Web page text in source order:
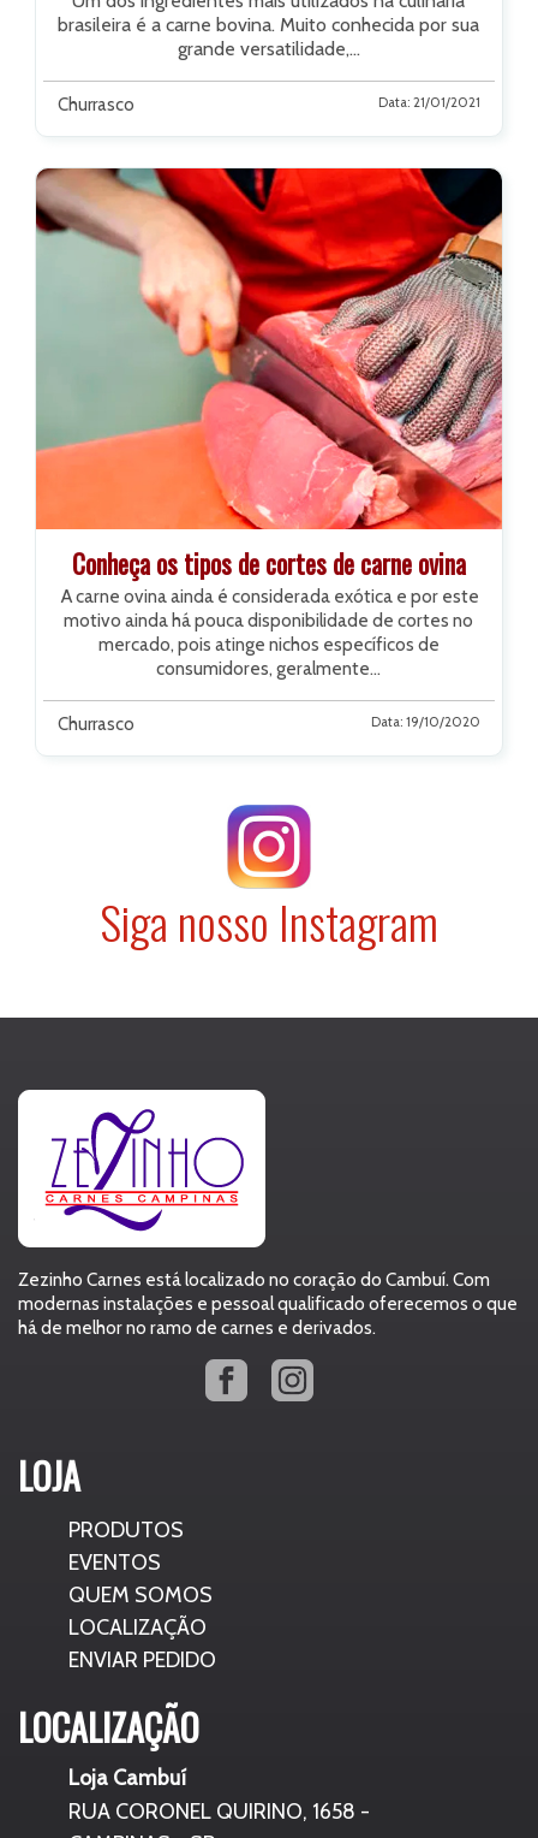
brasileira é a carne bovina. Muito conhecida por sua
grande versatilidade,...
Churrasco Data: 21/01/2021
Conheça os tipos de cortes de carne ovina
A carne ovina ainda é considerada exótica e por este
motivo aindahá pouca disponibilidade de cortes no
mercado, pois atinge nichos específicos de
consumidores, geralmente...
Churrasco Data: 19/10/2020
Siga nosso Instagram
Zezinho Carnes está localizado no coração do Cambuí. Com
modernas instalações e pessoal qualificado oferecemos o que
há de melhor no ramo de carnes e derivados.
LOJA
PRODUTOS
EVENTOS
QUEM SOMOS
LOCALIZAÇÃO
ENVIAR PEDIDO
LOCALIZAÇÃO
Loja Cambuí
RUA CORONEL QUIRINO, 1658 -